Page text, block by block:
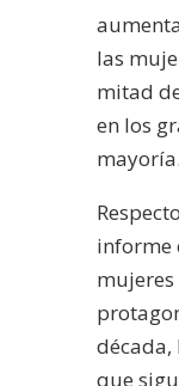
las
mitad
en los
mayoría.
informe
década,
que